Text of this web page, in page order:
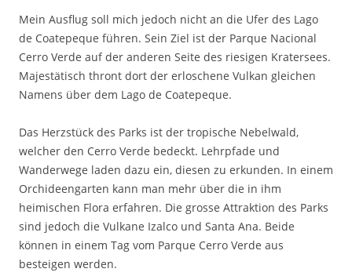
Mein Ausflug soll mich jedoch nicht an die Ufer des Lago
de Coatepeque führen. Sein Ziel ist der Parque Nacional
Cerro Verde auf der anderen Seite des riesigen Kratersees.
Majestätisch thront dort der erloschene Vulkan gleichen
Namens über dem Lago de Coatepeque.
Das Herzstück des Parks ist der tropische Nebelwald,
welcher den Cerro Verde bedeckt. Lehrpfade und
Wanderwege laden dazu ein, diesen zu erkunden. In einem
Orchideengarten kann man mehr über die in ihm
heimischen Flora erfahren. Die grosse Attraktion des Parks
sind jedoch die Vulkane Izalco und Santa Ana. Beide
können in einem Tag vom Parque Cerro Verde aus
besteigen werden.